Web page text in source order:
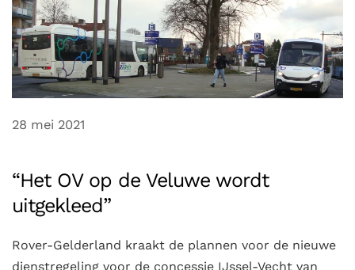
28 mei 2021
“Het OV op de Veluwe wordt
uitgekleed”
Rover-Gelderland kraakt de plannen voor de nieuwe
dienstregeling voor de concessie IJssel-Vecht van